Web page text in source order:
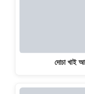
দোচা খাই